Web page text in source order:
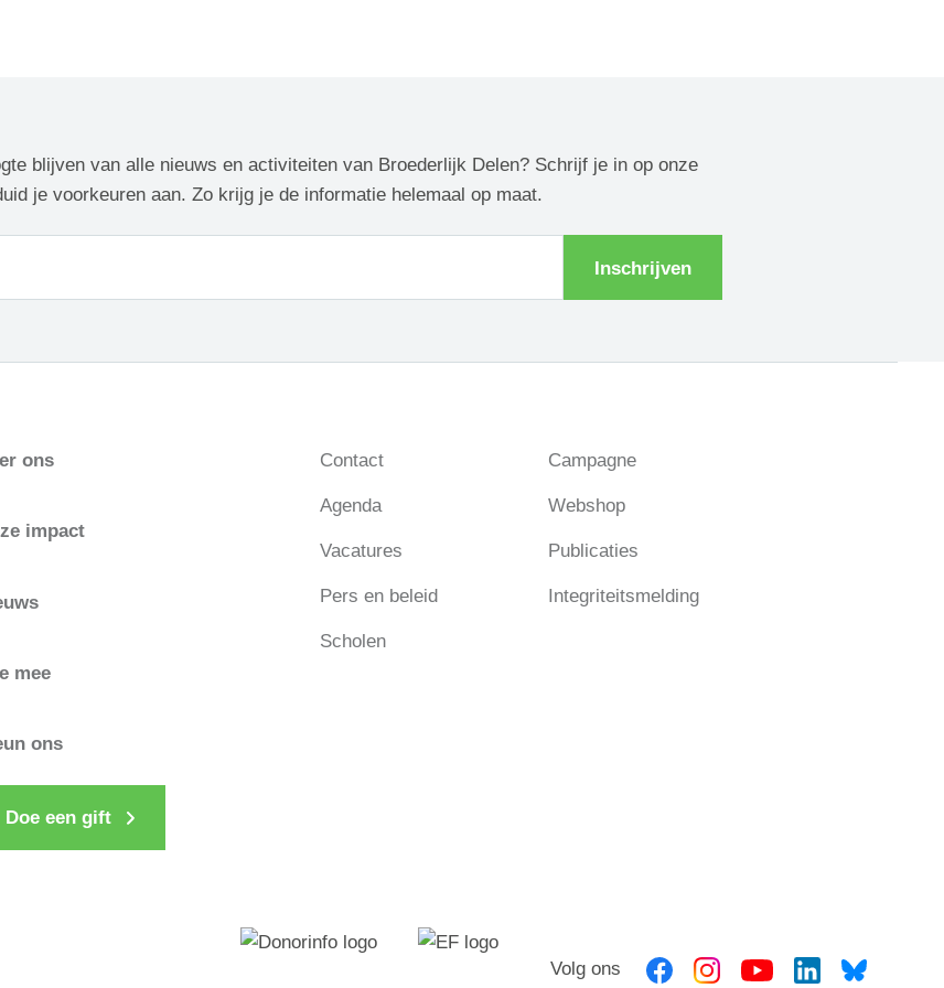
blijven van alle nieuws en activiteiten van Broederlijk Delen? Schrijf je in op onze
je voorkeuren aan. Zo krijg je de informatie helemaal op maat.
Inschrijven
ons
impact
mee
ons
Doe een gift
Contact
Agenda
Vacatures
Pers en beleid
Scholen
Campagne
Webshop
Publicaties
Integriteitsmelding
Volg ons